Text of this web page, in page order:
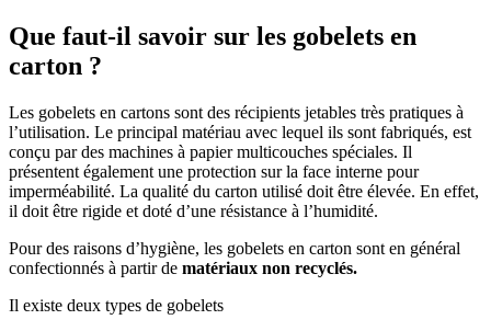
Que faut-il savoir sur les gobelets en
carton ?
Les gobelets en cartons sont des récipients jetables très pratiques à
l’utilisation. Le principal matériau avec lequel ils sont fabriqués, est
conçu par des machines à papier multicouches spéciales. Il
présentent également une protection sur la face interne pour
imperméabilité. La qualité du carton utilisé doit être élevée. En effet,
il doit être rigide et doté d’une résistance à l’humidité.
Pour des raisons d’hygiène, les gobelets en carton sont en général
confectionnés à partir de matériaux non recyclés.
Il existe deux types de gobelets